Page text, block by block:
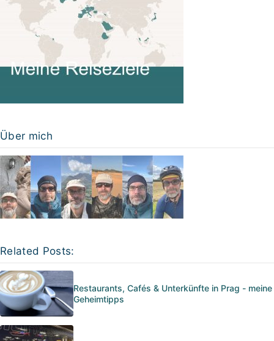
Über mich
Related Posts:
Restaurants, Cafés & Unterkünfte in Prag - meine
Geheimtipps